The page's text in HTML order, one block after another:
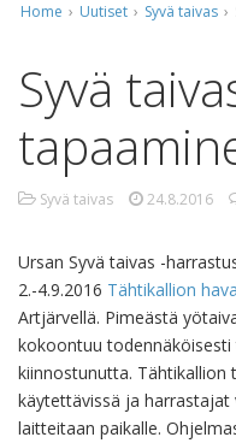
Home › Uutiset › Syvä taivas ›
Syvä
Syvä taivas 24.8.2016
Ursan Syvä taivas -
2.-4.9.2016 Tähtikallion
Artjärvellä. Pimeästä
kokoontuu todennäköisesti
kiinnostunutta. Tähtikallion
käytettävissä ja
laitteitaan paikalle.